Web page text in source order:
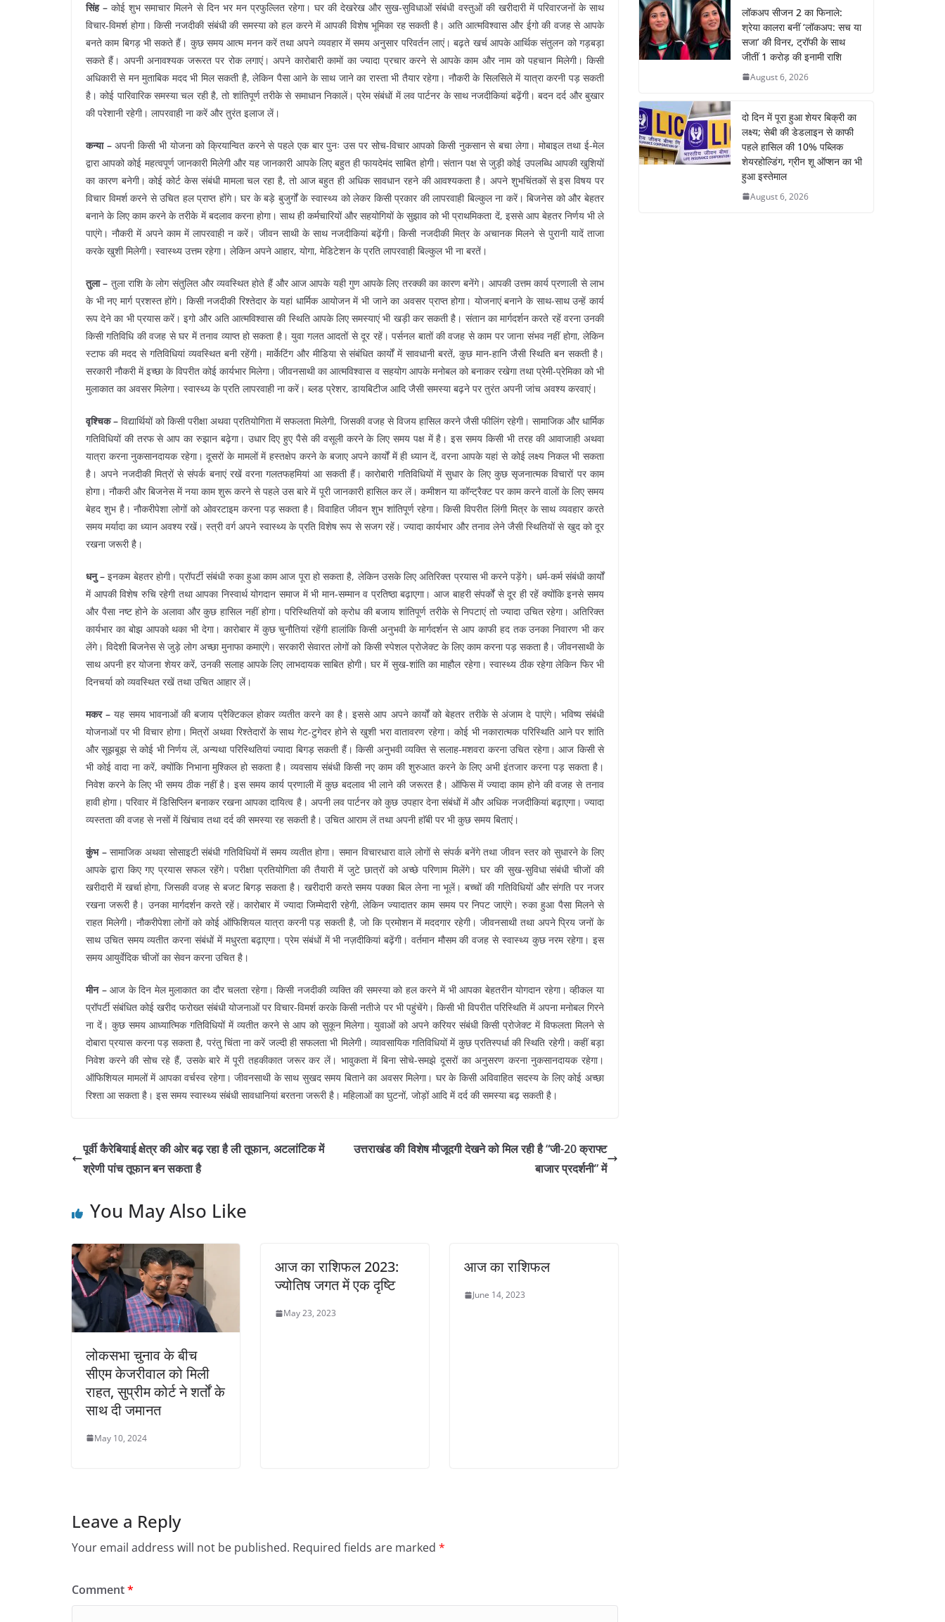
सिंह – कोई शुभ समाचार मिलने से दिन भर मन प्रफुल्लित रहेगा। घर की देखरेख और सुख-सुविधाओं संबंधी वस्तुओं की खरीदारी में परिवारजनों के साथ
विचार-विमर्श होगा। किसी नजदीकी संबंधी की समस्या को हल करने में आपकी विशेष भूमिका रह सकती है। अति आत्मविश्वास और ईगो की वजह से आपके
बनते काम बिगड़ भी सकते हैं। कुछ समय आत्म मनन करें तथा अपने व्यवहार में समय अनुसार परिवर्तन लाएं। बढ़ते खर्च आपके आर्थिक संतुलन को गड़बड़ा
सकते हैं। अपनी अनावश्यक जरूरत पर रोक लगाएं। अपने कारोबारी कामों का ज्यादा प्रचार करने से आपके काम और नाम को पहचान मिलेगी। किसी
अधिकारी से मन मुताबिक मदद भी मिल सकती है, लेकिन पैसा आने के साथ जाने का रास्ता भी तैयार रहेगा। नौकरी के सिलसिले में यात्रा करनी पड़ सकती
है। कोई पारिवारिक समस्या चल रही है, तो शांतिपूर्ण तरीके से समाधान निकालें। प्रेम संबंधों में लव पार्टनर के साथ नजदीकियां बढ़ेंगी। बदन दर्द और बुखार
की परेशानी रहेगी। लापरवाही ना करें और तुरंत इलाज लें।
कन्या –अपनी किसी भी योजना को क्रियान्वित करने से पहले एक बार पुनः उस पर सोच-विचार आपको किसी नुकसान से बचा लेगा। मोबाइल तथा ई-मेल
द्वारा आपको कोई महत्वपूर्ण जानकारी मिलेगी और यह जानकारी आपके लिए बहुत ही फायदेमंद साबित होगी। संतान पक्ष से जुड़ी कोई उपलब्धि आपकी खुशियों
का कारण बनेगी। कोई कोर्ट केस संबंधी मामला चल रहा है, तो आज बहुत ही अधिक सावधान रहने की आवश्यकता है। अपने शुभचिंतकों से इस विषय पर
विचार विमर्श करने से उचित हल प्राप्त होंगे। घर के बड़े बुजुर्गों के स्वास्थ्य को लेकर किसी प्रकार की लापरवाही बिल्कुल ना करें। बिजनेस को और बेहतर
बनाने के लिए काम करने के तरीके में बदलाव करना होगा। साथ ही कर्मचारियों और सहयोगियों के सुझाव को भी प्राथमिकता दें, इससे आप बेहतर निर्णय भी ले
पाएंगे। नौकरी में अपने काम में लापरवाही न करें। जीवन साथी के साथ नजदीकियां बढ़ेंगी। किसी नजदीकी मित्र के अचानक मिलने से पुरानी यादें ताजा
करके खुशी मिलेगी। स्वास्थ्य उत्तम रहेगा। लेकिन अपने आहार, योगा, मेडिटेशन के प्रति लापरवाही बिल्कुल भी ना बरतें।
तुला – तुला राशि के लोग संतुलित और व्यवस्थित होते हैं और आज आपके यही गुण आपके लिए तरक्की का कारण बनेंगे। आपकी उत्तम कार्य प्रणाली से लाभ
के भी नए मार्ग प्रशस्त होंगे। किसी नजदीकी रिश्तेदार के यहां धार्मिक आयोजन में भी जाने का अवसर प्राप्त होगा। योजनाएं बनाने के साथ-साथ उन्हें कार्य
रूप देने का भी प्रयास करें। इगो और अति आत्मविश्वास की स्थिति आपके लिए समस्याएं भी खड़ी कर सकती है। संतान का मार्गदर्शन करते रहें वरना उनकी
किसी गतिविधि की वजह से घर में तनाव व्याप्त हो सकता है। युवा गलत आदतों से दूर रहें। पर्सनल बातों की वजह से काम पर जाना संभव नहीं होगा, लेकिन
स्टाफ की मदद से गतिविधियां व्यवस्थित बनी रहेंगी। मार्केटिंग और मीडिया से संबंधित कार्यों में सावधानी बरतें, कुछ मान-हानि जैसी स्थिति बन सकती है।
सरकारी नौकरी में इच्छा के विपरीत कोई कार्यभार मिलेगा। जीवनसाथी का आत्मविश्वास व सहयोग आपके मनोबल को बनाकर रखेगा तथा प्रेमी-प्रेमिका को भी
मुलाकात का अवसर मिलेगा। स्वास्थ्य के प्रति लापरवाही ना करें। ब्लड प्रेशर, डायबिटीज आदि जैसी समस्या बढ़ने पर तुरंत अपनी जांच अवश्य करवाएं।
वृश्चिक – विद्यार्थियों को किसी परीक्षा अथवा प्रतियोगिता में सफलता मिलेगी, जिसकी वजह से विजय हासिल करने जैसी फीलिंग रहेगी। सामाजिक और धार्मिक
गतिविधियों की तरफ से आप का रुझान बढ़ेगा। उधार दिए हुए पैसे की वसूली करने के लिए समय पक्ष में है। इस समय किसी भी तरह की आवाजाही अथवा
यात्रा करना नुकसानदायक रहेगा। दूसरों के मामलों में हस्तक्षेप करने के बजाए अपने कार्यों में ही ध्यान दें, वरना आपके यहां से कोई लक्ष्य निकल भी सकता
है। अपने नजदीकी मित्रों से संपर्क बनाएं रखें वरना गलतफहमियां आ सकती हैं। कारोबारी गतिविधियों में सुधार के लिए कुछ सृजनात्मक विचारों पर काम
होगा। नौकरी और बिजनेस में नया काम शुरू करने से पहले उस बारे में पूरी जानकारी हासिल कर लें। कमीशन या कॉन्ट्रैक्ट पर काम करने वालों के लिए समय
बेहद शुभ है। नौकरीपेशा लोगों को ओवरटाइम करना पड़ सकता है। विवाहित जीवन शुभ शांतिपूर्ण रहेगा। किसी विपरीत लिंगी मित्र के साथ व्यवहार करते
समय मर्यादा का ध्यान अवश्य रखें। स्त्री वर्ग अपने स्वास्थ्य के प्रति विशेष रूप से सजग रहें। ज्यादा कार्यभार और तनाव लेने जैसी स्थितियों से खुद को दूर
रखना जरूरी है।
धनु – इनकम बेहतर होगी। प्रॉपर्टी संबंधी रुका हुआ काम आज पूरा हो सकता है, लेकिन उसके लिए अतिरिक्त प्रयास भी करने पड़ेंगे। धर्म-कर्म संबंधी कार्यों
में आपकी विशेष रुचि रहेगी तथा आपका निस्वार्थ योगदान समाज में भी मान-सम्मान व प्रतिष्ठा बढ़ाएगा। आज बाहरी संपर्कों से दूर ही रहें क्योंकि इनसे समय
और पैसा नष्ट होने के अलावा और कुछ हासिल नहीं होगा। परिस्थितियों को क्रोध की बजाय शांतिपूर्ण तरीके से निपटाएं तो ज्यादा उचित रहेगा। अतिरिक्त
कार्यभार का बोझ आपको थका भी देगा। कारोबार में कुछ चुनौतियां रहेंगी हालांकि किसी अनुभवी के मार्गदर्शन से आप काफी हद तक उनका निवारण भी कर
लेंगे। विदेशी बिजनेस से जुड़े लोग अच्छा मुनाफा कमाएंगे। सरकारी सेवारत लोगों को किसी स्पेशल प्रोजेक्ट के लिए काम करना पड़ सकता है। जीवनसाथी के
साथ अपनी हर योजना शेयर करें, उनकी सलाह आपके लिए लाभदायक साबित होगी। घर में सुख-शांति का माहौल रहेगा। स्वास्थ्य ठीक रहेगा लेकिन फिर भी
दिनचर्या को व्यवस्थित रखें तथा उचित आहार लें।
मकर – यह समय भावनाओं की बजाय प्रैक्टिकल होकर व्यतीत करने का है। इससे आप अपने कार्यों को बेहतर तरीके से अंजाम दे पाएंगे। भविष्य संबंधी
योजनाओं पर भी विचार होगा। मित्रों अथवा रिश्तेदारों के साथ गेट-टुगेदर होने से खुशी भरा वातावरण रहेगा। कोई भी नकारात्मक परिस्थिति आने पर शांति
और सूझबूझ से कोई भी निर्णय लें, अन्यथा परिस्थितियां ज्यादा बिगड़ सकती हैं। किसी अनुभवी व्यक्ति से सलाह-मशवरा करना उचित रहेगा। आज किसी से
भी कोई वादा ना करें, क्योंकि निभाना मुश्किल हो सकता है। व्यवसाय संबंधी किसी नए काम की शुरुआत करने के लिए अभी इंतजार करना पड़ सकता है।
निवेश करने के लिए भी समय ठीक नहीं है। इस समय कार्य प्रणाली में कुछ बदलाव भी लाने की जरूरत है। ऑफिस में ज्यादा काम होने की वजह से तनाव
हावी होगा। परिवार में डिसिप्लिन बनाकर रखना आपका दायित्व है। अपनी लव पार्टनर को कुछ उपहार देना संबंधों में और अधिक नजदीकियां बढ़ाएगा। ज्यादा
व्यस्तता की वजह से नसों में खिंचाव तथा दर्द की समस्या रह सकती है। उचित आराम लें तथा अपनी हाॅबी पर भी कुछ समय बिताएं।
कुंभ –सामाजिक अथवा सोसाइटी संबंधी गतिविधियों में समय व्यतीत होगा। समान विचारधारा वाले लोगों से संपर्क बनेंगे तथा जीवन स्तर को सुधारने के लिए
आपके द्वारा किए गए प्रयास सफल रहेंगे। परीक्षा प्रतियोगिता की तैयारी में जुटे छात्रों को अच्छे परिणाम मिलेंगे। घर की सुख-सुविधा संबंधी चीजों की
खरीदारी में खर्चा होगा, जिसकी वजह से बजट बिगड़ सकता है। खरीदारी करते समय पक्का बिल लेना ना भूलें। बच्चों की गतिविधियों और संगति पर नजर
रखना जरूरी है। उनका मार्गदर्शन करते रहें। कारोबार में ज्यादा जिम्मेदारी रहेगी, लेकिन ज्यादातर काम समय पर निपट जाएंगे। रुका हुआ पैसा मिलने से
राहत मिलेगी। नौकरीपेशा लोगों को कोई ऑफिशियल यात्रा करनी पड़ सकती है, जो कि प्रमोशन में मददगार रहेगी। जीवनसाथी तथा अपने प्रिय जनों के
साथ उचित समय व्यतीत करना संबंधों में मधुरता बढ़ाएगा। प्रेम संबंधों में भी नज़दीकियां बढ़ेंगी। वर्तमान मौसम की वजह से स्वास्थ्य कुछ नरम रहेगा। इस
समय आयुर्वेदिक चीजों का सेवन करना उचित है।
मीन –आज के दिन मेल मुलाकात का दौर चलता रहेगा। किसी नजदीकी व्यक्ति की समस्या को हल करने में भी आपका बेहतरीन योगदान रहेगा। व्हीकल या
प्रॉपर्टी संबंधित कोई खरीद फरोख्त संबंधी योजनाओं पर विचार-विमर्श करके किसी नतीजे पर भी पहुंचेंगे। किसी भी विपरीत परिस्थिति में अपना मनोबल गिरने
ना दें। कुछ समय आध्यात्मिक गतिविधियों में व्यतीत करने से आप को सुकून मिलेगा। युवाओं को अपने करियर संबंधी किसी प्रोजेक्ट में विफलता मिलने से
दोबारा प्रयास करना पड़ सकता है, परंतु चिंता ना करें जल्दी ही सफलता भी मिलेगी। व्यावसायिक गतिविधियों में कुछ प्रतिस्पर्धा की स्थिति रहेगी। कहीं बड़ा
निवेश करने की सोच रहे हैं, उसके बारे में पूरी तहकीकात जरूर कर लें। भावुकता में बिना सोचे-समझे दूसरों का अनुसरण करना नुकसानदायक रहेगा।
ऑफिशियल मामलों में आपका वर्चस्व रहेगा। जीवनसाथी के साथ सुखद समय बिताने का अवसर मिलेगा। घर के किसी अविवाहित सदस्य के लिए कोई अच्छा
रिश्ता आ सकता है। इस समय स्वास्थ्य संबंधी सावधानियां बरतना जरूरी है। महिलाओं का घुटनों, जोड़ों आदि में दर्द की समस्या बढ़ सकती है।
पूर्वी कैरेबियाई क्षेत्र की ओर बढ़ रहा है ली तूफान, अटलांटिक में
श्रेणी पांच तूफान बन सकता है
उत्तराखंड की विशेष मौजूदगी देखने को मिल रही है “जी-20 क्राफ्ट
बाजार प्रदर्शनी” में
You May Also Like
लोकसभा चुनाव के बीच
सीएम केजरीवाल को मिली
राहत, सुप्रीम कोर्ट ने शर्तों के
साथ दी जमानत
May 10, 2024
आज का राशिफल 2023:
ज्योतिष जगत में एक दृष्टि
May 23, 2023
आज का राशिफल
June 14, 2023
Leave a Reply
Your email address will not be published. Required fields are marked *
Comment*
लॉकअप सीजन 2 का फिनाले:
श्रेया कालरा बनीं ‘लॉकअप: सच या
सजा’ की विनर, ट्रॉफी के साथ
जीतीं 1 करोड़ की इनामी राशि
August 6, 2026
दो दिन में पूरा हुआ शेयर बिक्री का
लक्ष्य; सेबी की डेडलाइन से काफी
पहले हासिल की 10% पब्लिक
शेयरहोल्डिंग, ग्रीन शू ऑप्शन का भी
हुआ इस्तेमाल
August 6, 2026